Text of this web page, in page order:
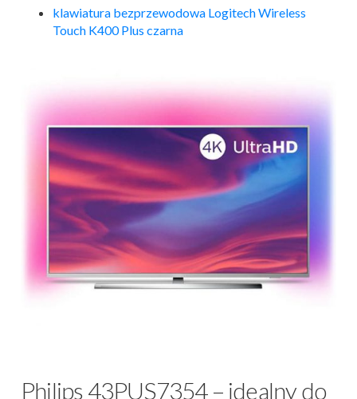
klawiatura bezprzewodowa Logitech Wireless
Touch K400 Plus czarna
Philips 43PUS7354 – idealny do